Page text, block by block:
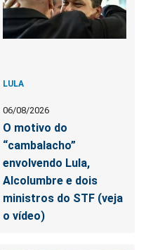
LULA
06/08/2026
O motivo do
“cambalacho”
envolvendo Lula,
Alcolumbre e dois
ministros do STF (veja
o vídeo)